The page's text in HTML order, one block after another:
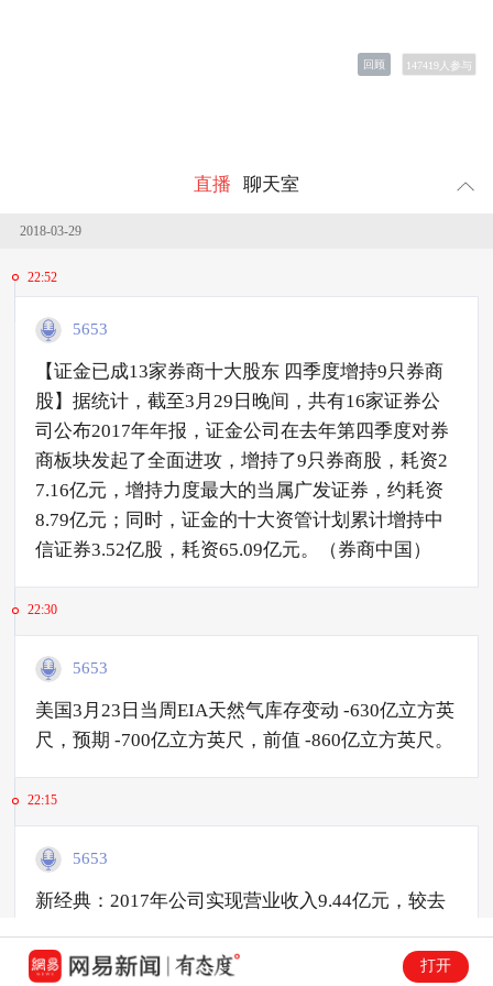
回顾 147419 人参与
直播 聊天室
2018-03-29
22:52
5653
【证金已成13家券商十大股东 四季度增持9只券商
股】据统计，截至3月29日晚间，共有16家证券公
司公布2017年年报，证金公司在去年第四季度对券
商板块发起了全面进攻，增持了9只券商股，耗资2
7.16亿元，增持力度最大的当属广发证券，约耗资
8.79亿元；同时，证金的十大资管计划累计增持中
信证券3.52亿股，耗资65.09亿元。（券商中国）
22:30
5653
美国3月23日当周EIA天然气库存变动 -630亿立方英
尺，预期 -700亿立方英尺，前值 -860亿立方英尺。
22:15
5653
新经典：2017年公司实现营业收入9.44亿元，较去
2.32亿元，较去年同期增长 52.94%，拟10派6元。
打开